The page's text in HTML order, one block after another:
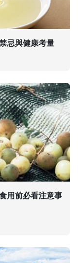
忌與健康考量
用前必看注意事